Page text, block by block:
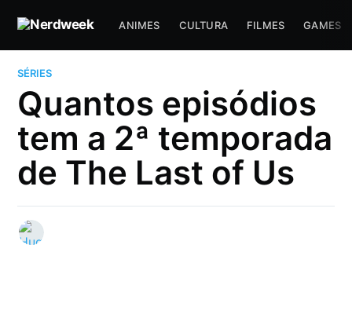
ANIMES CULTURA FILMES GAMES
SÉRIES
Quantos episódios
tem a 2ª temporada
de The Last of Us